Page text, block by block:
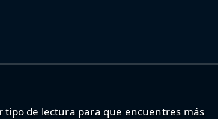
tipo de lectura para que encuentres más